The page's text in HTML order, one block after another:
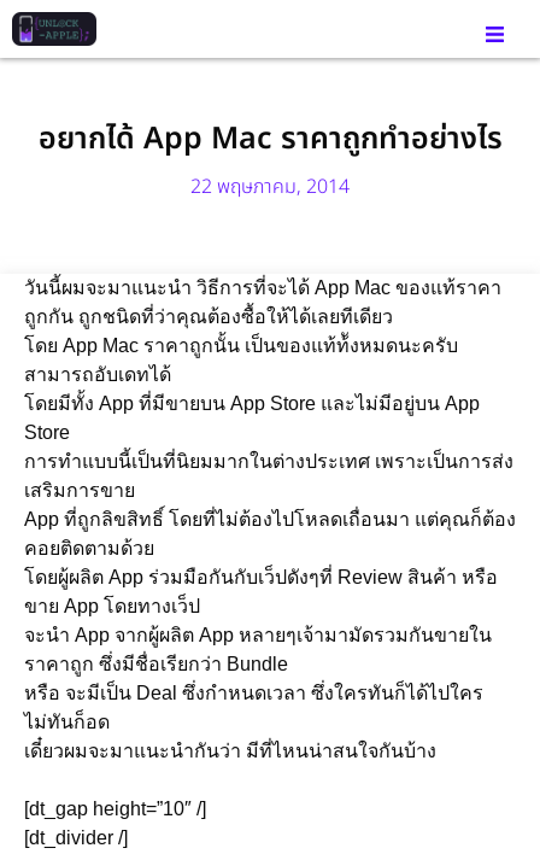
อยากได้ App Mac ราคาถูกทำอย่างไร
22 พฤษภาคม, 2014
วันนี้ผมจะมาแนะนำ วิธีการที่จะได้ App Mac ของแท้ราคา
ถูกกัน ถูกชนิดที่ว่าคุณต้องซื้อให้ได้เลยทีเดียว
โดย App Mac ราคาถูกนั้น เป็นของแท้ท้ังหมดนะครับ
สามารถอับเดทได้
โดยมีทั้ง App ที่มีขายบน App Store และไม่มีอยู่บน App
Store
การทำแบบนี้เป็นที่นิยมมากในต่างประเทศ เพราะเป็นการส่ง
เสริมการขาย
App ที่ถูกลิขสิทธิ์ โดยที่ไม่ต้องไปโหลดเถื่อนมา แต่คุณก็ต้อง
คอยติดตามด้วย
โดยผู้ผลิต App ร่วมมือกันกับเว็ปดังๆที่ Review สินค้า หรือ
ขาย App โดยทางเว็ป
จะนำ App จากผู้ผลิต App หลายๆเจ้ามามัดรวมกันขายใน
ราคาถูก ซึ่งมีชื่อเรียกว่า Bundle
หรือ จะมีเป็น Deal ซึ่งกำหนดเวลา ซึ่งใครทันก็ได้ไปใคร
ไม่ทันก็อด
เดี๋ยวผมจะมาแนะนำกันว่า มีที่ไหนน่าสนใจกันบ้าง
[dt_gap height=”10″ /]
[dt_divider /]